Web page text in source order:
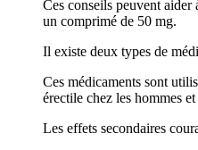
Ces conseils peuvent
un comprimé de 50 mg.
Il existe deux types de
Ces médicaments sont
érectile chez les hommes
Les effets secondaires